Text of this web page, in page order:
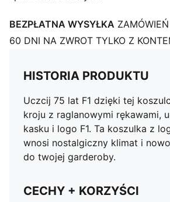
BEZPŁATNA WYSYŁKA
60 DNI NA ZWROT TYLKO Z
HISTORIA PRODUKTU
Uczcij 75 lat F1 dzięki tej
kroju z raglanowymi rękawami,
kasku i logo F1. Ta koszulka z
wnosi nostalgiczny klimat i
do twojej garderoby.
CECHY + KORZYŚCI